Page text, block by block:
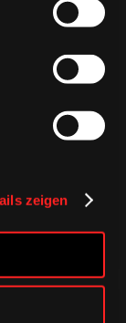
zeigen